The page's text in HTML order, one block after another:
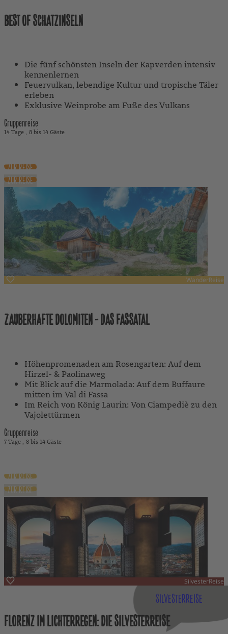
BEST OF SCHATZINSELN
Die fünf schönsten Inseln der Kapverden intensiv
kennenlernen
Feuervulkan, lebendige Kultur und tropische Täler
erleben
Exklusive Weinprobe am Fuße des Vulkans
Gruppenreise
14 Tage 8 bis 14 Gäste
ZUR REISE
ZUR REISE
WanderReise
ZAUBERHAFTE DOLOMITEN - DAS FASSATAL
Höhenpromenaden am Rosengarten: Auf dem
Hirzel- & Paolinaweg
Mit Blick auf die Marmolada: Auf dem Buffaure
mitten im Val di Fassa
Im Reich von König Laurin: Von Ciampediè zu den
Vajolettürmen
Gruppenreise
7 Tage 8 bis 14 Gäste
ZUR REISE
ZUR REISE
SILVESTERREISE
SilvesterReise
FLORENZ IM LICHTERREGEN: DIE SILVESTERREISE